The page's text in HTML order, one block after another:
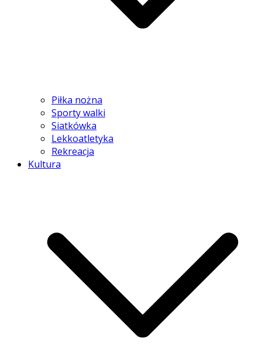
Piłka nożna
Sporty walki
Siatkówka
Lekkoatletyka
Rekreacja
Kultura